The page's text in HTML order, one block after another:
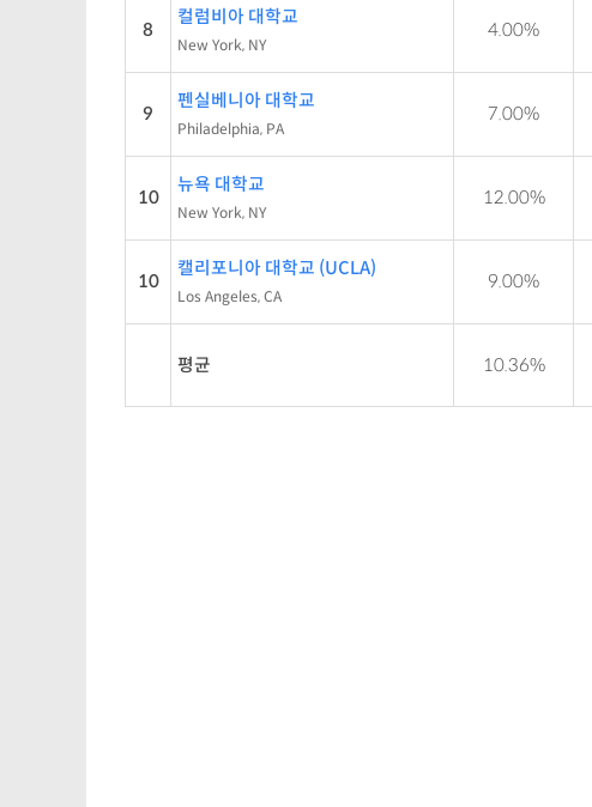
8
컬럼비아 대학교
New York, NY
4.00%
9
펜실베니아 대학교
Philadelphia, PA
7.00%
10
뉴욕 대학교
New York, NY
12.00%
10
캘리포니아 대학교 (UCLA)
Los Angeles, CA
9.00%
평균 10.36%